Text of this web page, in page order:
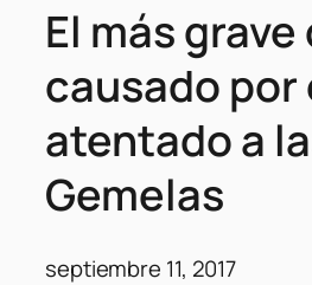
El más
causado por
atentado a
Gemelas
septiembre 11, 2017